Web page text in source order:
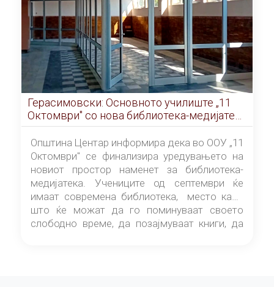
Герасимовски: Основното училиште „11
Октомври" со нова библиотека-медијатека
од септември
Општина Центар информира дека во ООУ „11
Октомври" се финализира уредувањето на
новиот простор наменет за библиотека-
медијатека. Учениците од септември ќе
имаат современа библиотека, место каде
што ќе можат да го поминуваат своето
слободно време, да позајмуваат книги, да